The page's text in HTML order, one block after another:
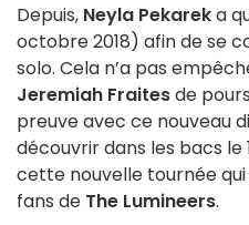
Depuis, Neyla Pekareka
octobre 2018) afin de se
solo. Cela n’a pas
Jeremiah Fraitesde
preuve avec ce nouveau
découvrir dans les bacs le
cette nouvelle tournée
fans de The Lumineers.